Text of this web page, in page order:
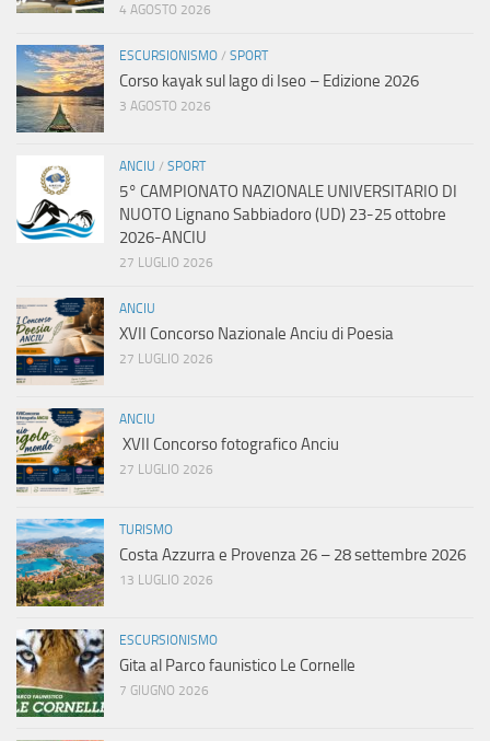
4 AGOSTO 2026
ESCURSIONISMO / SPORT
Corso kayak sul lago di Iseo – Edizione 2026
3 AGOSTO 2026
ANCIU / SPORT
5° CAMPIONATO NAZIONALE UNIVERSITARIO DI
NUOTO Lignano Sabbiadoro (UD) 23-25 ottobre
2026-ANCIU
27 LUGLIO 2026
ANCIU
XVII Concorso Nazionale Anciu di Poesia
27 LUGLIO 2026
ANCIU
XVII Concorso fotografico Anciu
27 LUGLIO 2026
TURISMO
Costa Azzurra e Provenza 26 – 28 settembre 2026
13 LUGLIO 2026
ESCURSIONISMO
Gita al Parco faunistico Le Cornelle
7 GIUGNO 2026